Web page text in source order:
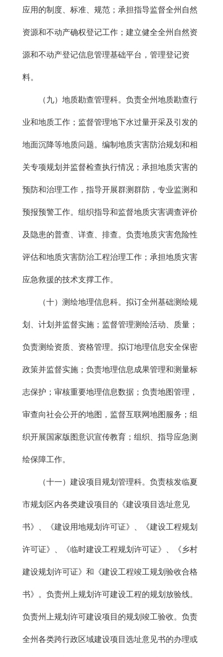
应用的制度、标准、规范；承担指导监督全州自然
资源和不动产确权登记工作；建立健全全州自然资
源和不动产登记信息管理基础平台，管理登记资
料。
（九）地质勘查管理科。负责全州地质勘查行
业和地质工作；监督管理地下水过量开采及引发的
地面沉降等地质问题。编制地质灾害防治规划和相
关专项规划并监督检查执行情况；承担地质灾害的
预防和治理工作，指导开展群测群防，专业监测和
预报预警工作。组织指导和监督地质灾害调查评价
及隐患的普查、详查、排查。负责地质灾害危险性
评估和地质灾害防治工程治理工作；承担地质灾害
应急救援的技术支撑工作。
（十）测绘地理信息科。拟订全州基础测绘规
划、计划并监督实施；监督管理测绘活动、质量；
负责测绘资质、资格管理。拟订地理信息安全保密
政策并监督实施；负责地理信息成果管理和测量标
志保护；审核重要地理信息数据；负责地图管理，
审查向社会公开的地图，监督互联网地图服务；组
织开展国家版图意识宣传教育；组织、指导应急测
绘保障工作。
（十一）建设项目规划管理科。负责核发临夏
市规划区内各类建设项目的《建设项目选址意见
书》、《建设用地规划许可证》、《建设工程规划
许可证》、《临时建设工程规划许可证》、《乡村
建设规划许可证》和《建设工程竣工规划验收合格
书》。负责州上规划许可建设工程的规划放验线。
负责州上规划许可建设项目的规划竣工验收。负责
全州各类跨行政区域建设项目选址意见书的办理或